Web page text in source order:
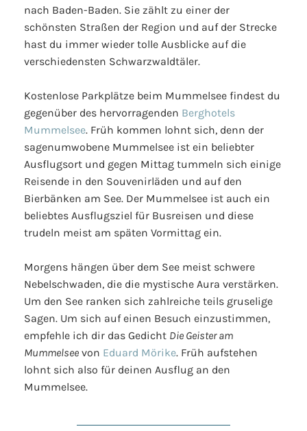
nach Baden-Baden. Sie zählt zu einer der
schönsten Straßen der Region und auf der Strecke
hast du immer wieder tolle Ausblicke auf die
verschiedensten Schwarzwaldtäler.
Kostenlose Parkplätze beim Mummelsee findest du
gegenüber des hervorragenden Berghotels
Mummelsee. Früh kommen lohnt sich, denn der
sagenumwobene Mummelsee ist ein beliebter
Ausflugsort und gegen Mittag tummeln sich einige
Reisende in den Souvenirläden und auf den
Bierbänken am See. Der Mummelsee ist auch ein
beliebtes Ausflugsziel für Busreisen und diese
trudeln meist am späten Vormittag ein.
Morgens hängen über dem See meist schwere
Nebelschwaden, die die mystische Aura verstärken.
Um den See ranken sich zahlreiche teils gruselige
Sagen. Um sich auf einen Besuch einzustimmen,
empfehle ich dir das Gedicht Die Geister am
Mummelsee von Eduard Mörike. Früh aufstehen
lohnt sich also für deinen Ausflug an den
Mummelsee.